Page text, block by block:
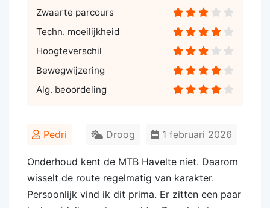
Zwaarte parcours
Techn. moeilijkheid
Hoogteverschil
Bewegwijzering
Alg. beoordeling
Pedri 1 februari 2026
Droog
Onderhoud kent de MTB Havelte niet. Daarom
wisselt de route regelmatig van karakter.
Persoonlijk vind ik dit prima. Er zitten een paar